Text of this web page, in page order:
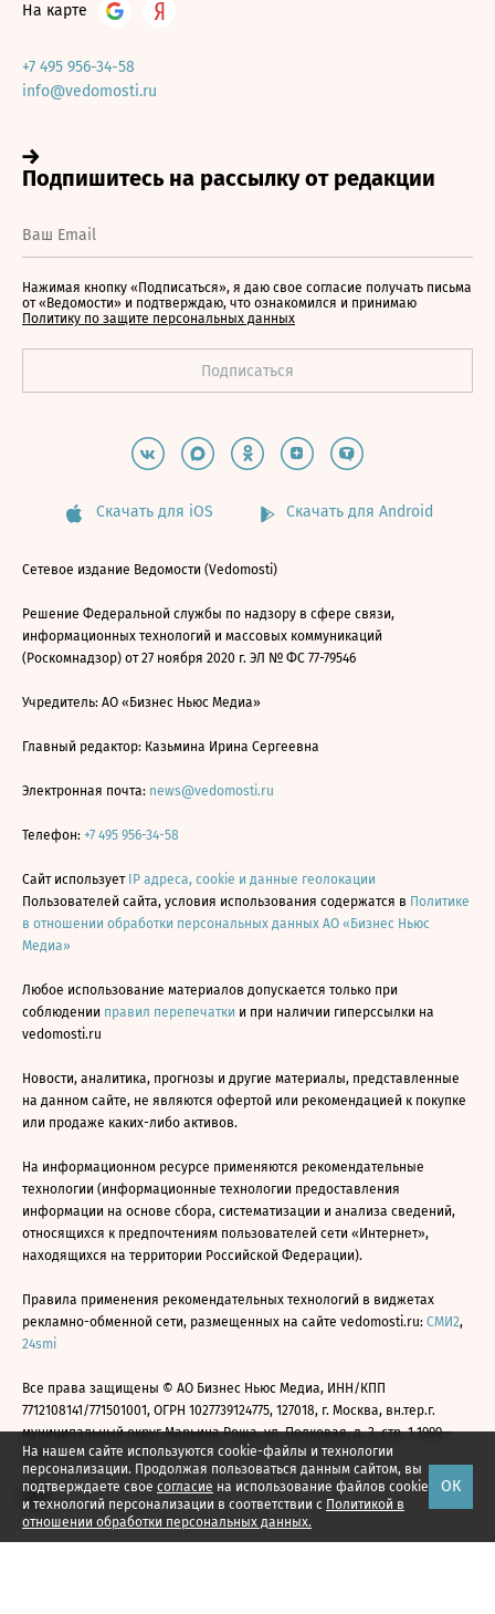
На нашем сайте используются cookie-файлы и технологии
персонализации. Продолжая пользоваться данным сайтом, вы
подтверждаете свое согласие на использование файлов cookie
и технологий персонализации в соответствии с Политикой в
отношении обработки персональных данных.
ОК
На карте
+7 495 956-34-58
info@vedomosti.ru
Нажимая кнопку «Подписаться», я даю свое согласие получать письма
от «Ведомости» и подтверждаю, что ознакомился и принимаю
Политику по защите персональных данных
Скачать для iOS Скачать для Android
Сетевое издание Ведомости (Vedomosti)
Решение Федеральной службы по надзору в сфере связи,
информационных технологий и массовых коммуникаций
(Роскомнадзор) от 27 ноября 2020 г. ЭЛ № ФС 77-79546
Учредитель: АО «Бизнес Ньюс Медиа»
Главный редактор: Казьмина Ирина Сергеевна
Электронная почта: news@vedomosti.ru
Телефон: +7 495 956-34-58
Сайт использует IP адреса, cookie и данные геолокации
Пользователей сайта, условия использования содержатся в Политике
в отношении обработки персональных данных АО «Бизнес Ньюс
Медиа»
Любое использование материалов допускается только при
соблюдении правил перепечатки и при наличии гиперссылки на
vedomosti.ru
Новости, аналитика, прогнозы и другие материалы, представленные
на данном сайте, не являются офертой или рекомендацией к покупке
или продаже каких-либо активов.
На информационном ресурсе применяются рекомендательные
технологии (информационные технологии предоставления
информации на основе сбора, систематизации и анализа сведений,
относящихся к предпочтениям пользователей сети «Интернет»,
находящихся на территории Российской Федерации).
Правила применения рекомендательных технологий в виджетах
рекламно-обменной сети, размещенных на сайте vedomosti.ru: СМИ2,
24smi
Все права защищены © АО Бизнес Ньюс Медиа, ИНН/КПП
7712108141/771501001, ОГРН 1027739124775, 127018, г. Москва, вн.тер.г.
муниципальный округ Марьина Роща, ул. Полковая, д. 3, стр. 1 1999—
2026